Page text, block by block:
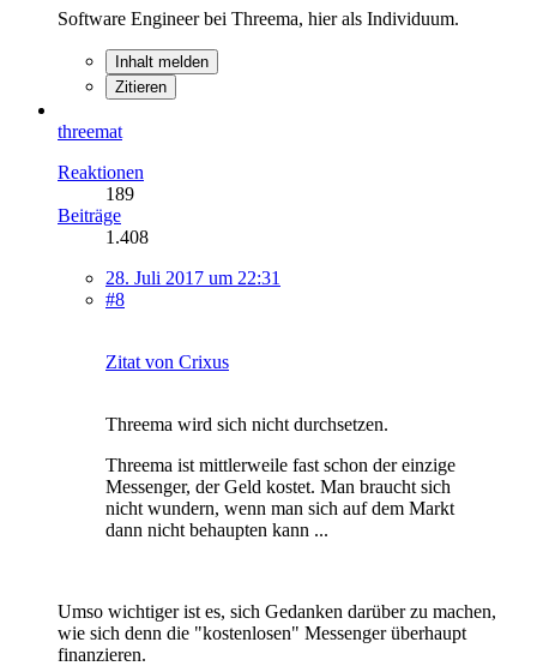
Software Engineer bei Threema, hier als Individuum.
Inhalt melden
Zitieren
threemat
Reaktionen
189
Beiträge
1.408
28. Juli 2017 um 22:31
#8
Zitat von Crixus
Threema wird sich nicht durchsetzen.
Threema ist mittlerweile fast schon der einzige
Messenger, der Geld kostet. Man braucht sich
nicht wundern, wenn man sich auf dem Markt
dann nicht behaupten kann ...
Umso wichtiger ist es, sich Gedanken darüber zu machen,
wie sich denn die "kostenlosen" Messenger überhaupt
finanzieren.